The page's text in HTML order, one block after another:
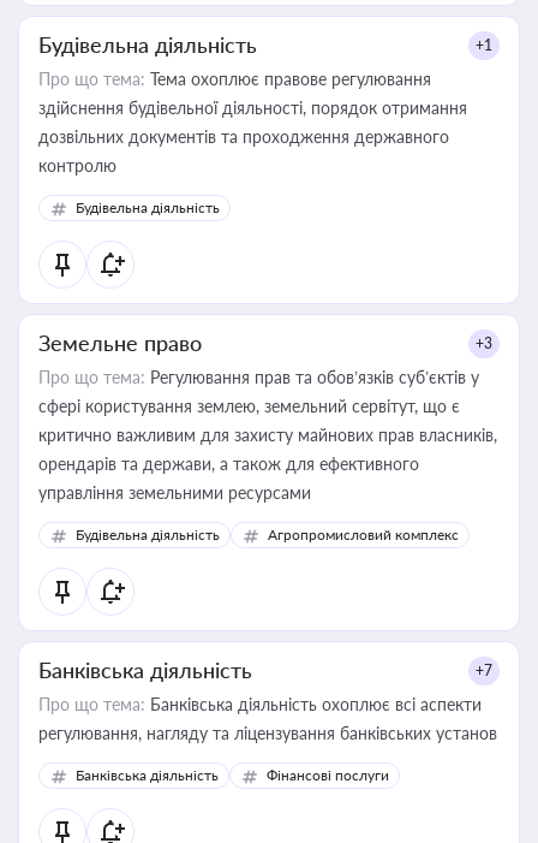
Будівельна діяльність +1
Про що тема: Тема охоплює правове регулювання
здійснення будівельної діяльності, порядок отримання
дозвільних документів та проходження державного
контролю
Будівельна діяльність
Земельне право +3
Про що тема: Регулювання прав та обов’язків суб’єктів у
сфері користування землею, земельний сервітут, що є
критично важливим для захисту майнових прав власників,
орендарів та держави, а також для ефективного
управління земельними ресурсами
Будівельна діяльність Агропромисловий комплекс
Банківська діяльність +7
Про що тема: Банківська діяльність охоплює всі аспекти
регулювання, нагляду та ліцензування банківських установ
Банківська діяльність Фінансові послуги